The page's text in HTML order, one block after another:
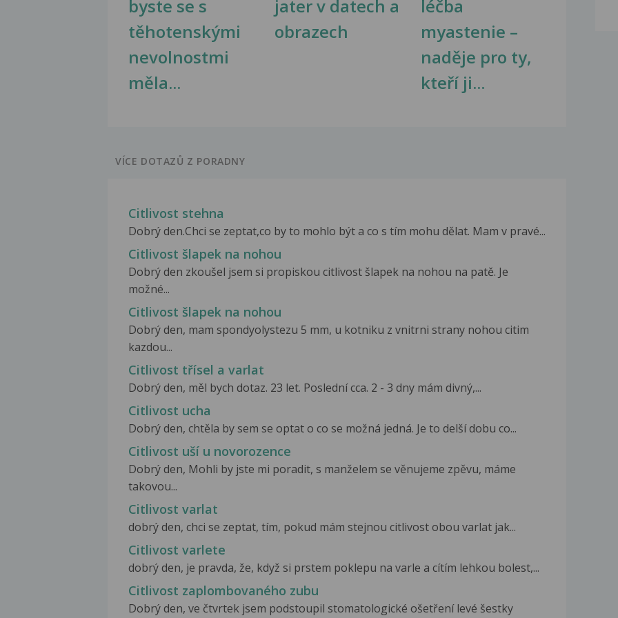
byste se s
těhotenskými
nevolnostmi
měla...
jater v datech a
obrazech
léčba
myastenie –
naděje pro ty,
kteří ji...
VÍCE DOTAZŮ Z PORADNY
Citlivost stehna
Dobrý den.Chci se zeptat,co by to mohlo být a co s tím mohu dělat. Mam v pravé...
Citlivost šlapek na nohou
Dobrý den zkoušel jsem si propiskou citlivost šlapek na nohou na patě. Je
možné...
Citlivost šlapek na nohou
Dobrý den, mam spondyolystezu 5 mm, u kotniku z vnitrni strany nohou citim
kazdou...
Citlivost třísel a varlat
Dobrý den, měl bych dotaz. 23 let. Poslední cca. 2 - 3 dny mám divný,...
Citlivost ucha
Dobrý den, chtěla by sem se optat o co se možná jedná. Je to delší dobu co...
Citlivost uší u novorozence
Dobrý den, Mohli by jste mi poradit, s manželem se věnujeme zpěvu, máme
takovou...
Citlivost varlat
dobrý den, chci se zeptat, tím, pokud mám stejnou citlivost obou varlat jak...
Citlivost varlete
dobrý den, je pravda, že, když si prstem poklepu na varle a cítím lehkou bolest,...
Citlivost zaplombovaného zubu
Dobrý den, ve čtvrtek jsem podstoupil stomatologické ošetření levé šestky